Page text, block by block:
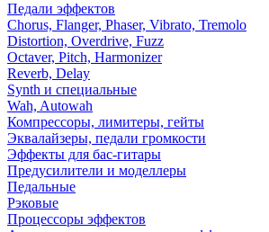
Педали эффектов
Chorus, Flanger, Phaser, Vibrato, Tremolo
Distortion, Overdrive, Fuzz
Octaver, Pitch, Harmonizer
Reverb, Delay
Synth и специальные
Wah, Autowah
Компрессоры, лимитеры, гейты
Эквалайзеры, педали громкости
Эффекты для бас-гитары
Предусилители и моделлеры
Педальные
Рэковые
Процессоры эффектов